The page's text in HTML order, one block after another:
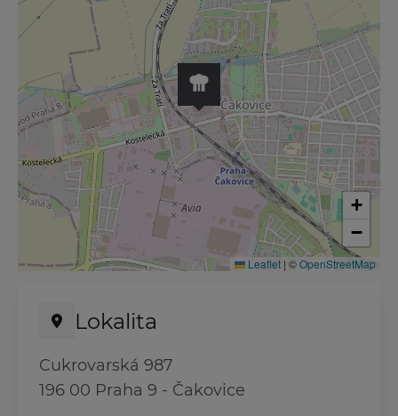
Lokalita
Cukrovarská 987
196 00 Praha 9 - Čakovice
+
−
Leaflet | ©OpenStreetMap